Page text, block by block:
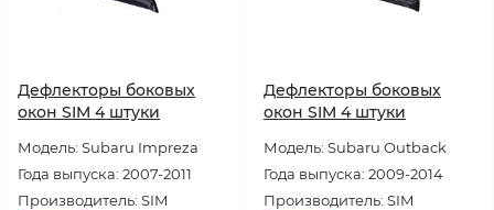
Дефлекторы боковых
окон SIM 4 штуки
Модель: Subaru Impreza
Года выпуска: 2007-2011
Производитель: SIM
Дефлекторы боковых
окон SIM 4 штуки
Модель: Subaru Outback
Года выпуска: 2009-2014
Производитель: SIM